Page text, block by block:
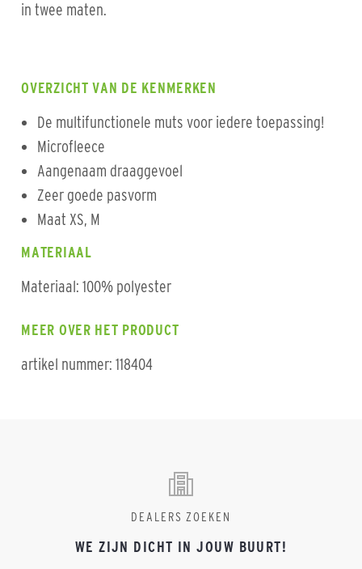
in twee maten.
OVERZICHT VAN DE KENMERKEN
De multifunctionele muts voor iedere toepassing!
Microfleece
Aangenaam draaggevoel
Zeer goede pasvorm
Maat XS, M
MATERIAAL
Materiaal: 100% polyester
MEER OVER HET PRODUCT
artikel nummer: 118404
DEALERS ZOEKEN
WE ZIJN DICHT IN JOUW BUURT!